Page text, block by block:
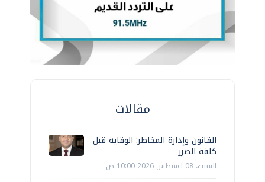
مقالات
القانون وإدارة المخاطر: الوقاية قبل
كلفة الضرر
السبت، 08 اغسطس 2026 10:00 ص